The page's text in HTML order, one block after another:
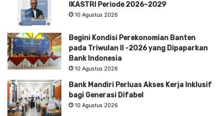
IKASTRI Periode 2026–2029
10 Agustus 2026
Begini Kondisi Perekonomian Banten
pada Triwulan II -2026 yang Dipaparkan
Bank Indonesia
10 Agustus 2026
Bank Mandiri Perluas Akses Kerja Inklusif
bagi Generasi Difabel
10 Agustus 2026